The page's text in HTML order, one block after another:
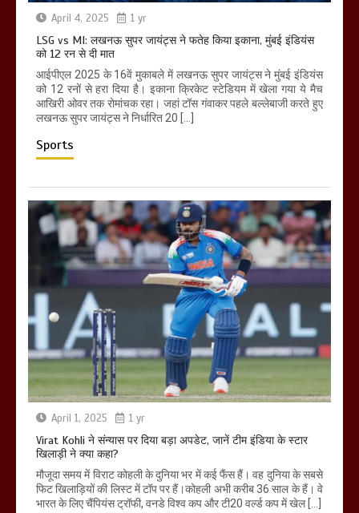
April 4, 2025 1 yr
LSG vs MI: लखनऊ सुपर जायंट्स ने फतेह किया इकाना, मुंबई इंडियंस
को 12 रन से दी मात
आईपीएल 2025 के 16वें मुकाबले में लखनऊ सुपर जायंट्स ने मुंबई इंडियंस
को 12 रनों से हरा दिया है। इकाना क्रिकेट स्टेडियम में खेला गया ये मैच
आखिरी ओवर तक रोमांचक रहा। जहां टॉस गंवाकर पहले बल्लेबाजी करते हुए
लखनऊ सुपर जायंट्स ने निर्धारित 20 […]
Sports
April 1, 2025 1 yr
Virat Kohli ने संन्यास पर दिया बड़ा अपडेट, जानें टीम इंडिया के स्टार
खिलाड़ी ने क्या कहा?
मौजूदा समय में विराट कोहली के दुनिया भर में कई फैंस हैं। वह दुनिया के सबसे
फिट खिलाड़ियों की लिस्ट में टॉप पर हैं।कोहली अभी करीब 36 साल के हैं। वे
भारत के लिए चैंपियंस ट्रॉफी, वनडे विश्व कप और टी20 वर्ल्ड कप में खेल […]